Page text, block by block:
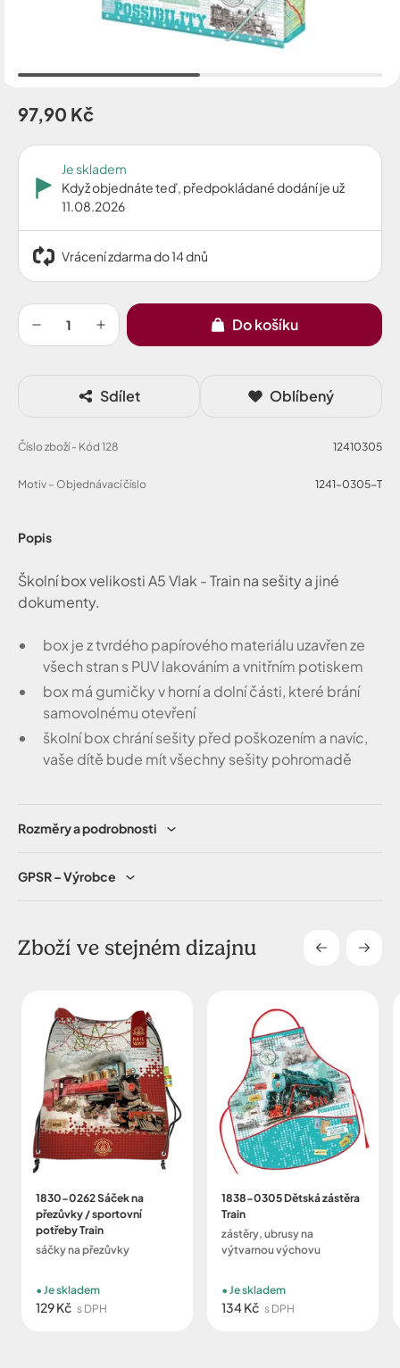
Popis
Školní box velikosti A5 Vlak - Train na sešity a jiné
dokumenty.
box je z tvrdého papírového materiálu uzavřen ze
všech stran s PUV lakováním a vnitřním potiskem
box má gumičky v horní a dolní části, které brání
samovolnému otevření
školní box chrání sešity před poškozením a navíc,
vaše dítě bude mít všechny sešity pohromadě
Rozměry a podrobnosti
GPSR – Výrobce
97,90 Kč
Je skladem
Když objednáte teď, předpokládané dodání je už
11.08.2026
Vrácení zdarma do 14 dnů
Do košíku
Sdílet Oblíbený
Číslo zboží - Kód 128 12410305
Motiv – Objednávací číslo 1241-0305-T
Zboží ve stejném dizajnu
1830-0262 Sáček na
přezůvky / sportovní
potřeby Train
sáčky na přezůvky
129 Kč s DPH
Je skladem
1838-0305 Dětská zástěra
Train
zástěry, ubrusy na
výtvarnou výchovu
134 Kč s DPH
Je skladem